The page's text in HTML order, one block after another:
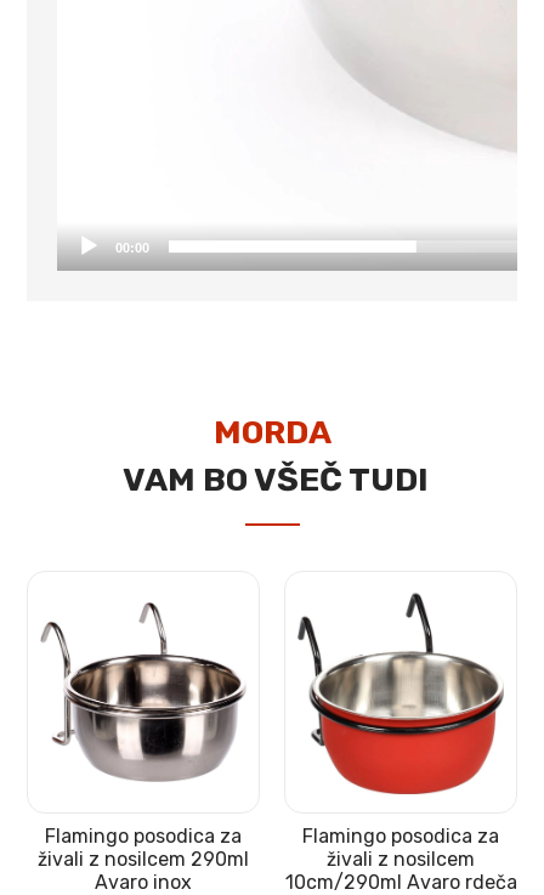
00:00
MORDA
VAM BO VŠEČ TUDI
Flamingo posodica za
živali z nosilcem 290ml
Avaro inox
Flamingo posodica za
živali z nosilcem
10cm/290ml Avaro rdeča